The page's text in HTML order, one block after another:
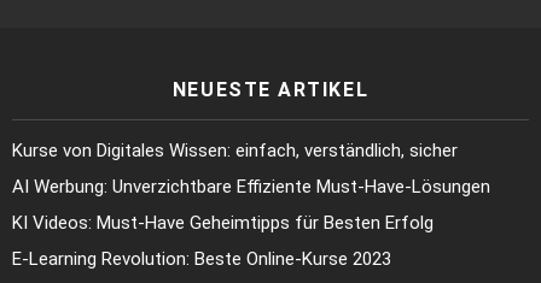
NEUESTE ARTIKEL
Kurse von Digitales Wissen: einfach, verständlich, sicher
AI Werbung: Unverzichtbare Effiziente Must-Have-Lösungen
KI Videos: Must-Have Geheimtipps für Besten Erfolg
E-Learning Revolution: Beste Online-Kurse 2023